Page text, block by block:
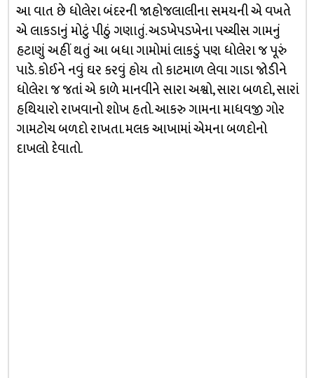
આ વાત છે ધોલેરા બંદરની જાહોજલાલીના સમયની એ વખતે
એ લાકડાનું મોટું પીઠું ગણાતું. અડખેપડખેના પચ્ચીસ ગામનું
હટાણું અહીં થતું આ બધા ગામોમાં લાકડું પણ ધોલેરા જ પૂરું
પાડે. કોઈને નવું ઘર કરવું હોય તો કાટમાળ લેવા ગાડા જોડીને
ધોલેરા જ જતાં એ કાળે માનવીને સારા અશ્વો, સારા બળદો, સારાં
હથિયારો રાખવાનો શોખ હતો. આકરુ ગામના માધવજી ગોર
ગામટોચ બળદો રાખતા. મલક આખામાં એમના બળદોનો
દાખલો દેવાતો.